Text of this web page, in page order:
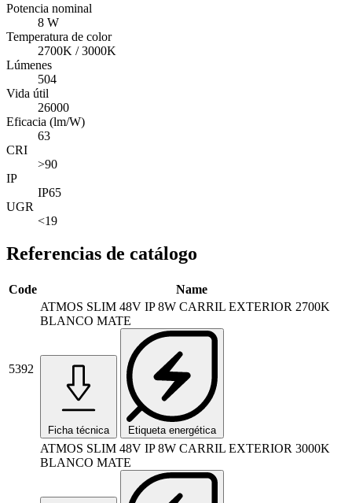
Potencia nominal
8 W
Temperatura de color
2700K / 3000K
Lúmenes
504
Vida útil
26000
Eficacia (lm/W)
63
CRI
>90
IP
IP65
UGR
<19
Referencias de catálogo
Code Name
5392
ATMOS SLIM 48V IP 8W CARRIL EXTERIOR 2700K
BLANCO MATE
Ficha técnica Etiqueta energética
ATMOS SLIM 48V IP 8W CARRIL EXTERIOR 3000K
BLANCO MATE